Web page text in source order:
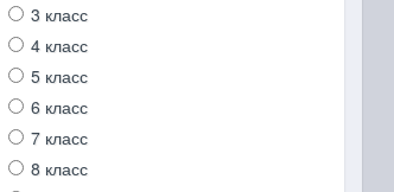
3 класс
4 класс
5 класс
6 класс
7 класс
8 класс